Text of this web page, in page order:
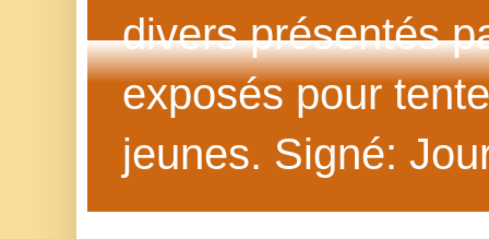
divers présentés
exposés pour
jeunes. Signé: